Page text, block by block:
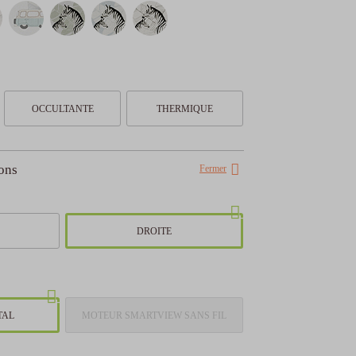
3 000€
€
OCCULTANTE THERMIQUE
Fermer
DROITE
MOTEUR SMARTVIEW SANS FIL